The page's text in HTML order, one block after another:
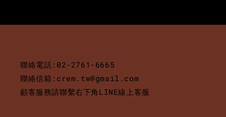
聯絡電話:02-2761-6665
聯絡信箱:crem.tw@gmail.com
顧客服務請聯繫右下角LINE線上客服